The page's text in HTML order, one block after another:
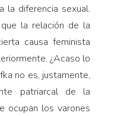
la diferencia sexual.
la relación de la
causa feminista
¿Acaso lo
no es, justamente,
patriarcal de la
ocupan los varones